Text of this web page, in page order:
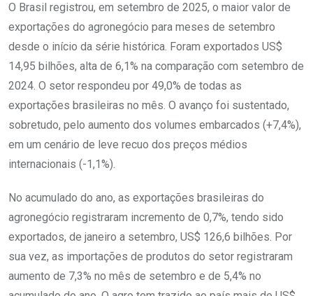
O Brasil registrou, em setembro de 2025, o maior valor de
exportações do agronegócio para meses de setembro
desde o início da série histórica. Foram exportados US$
14,95 bilhões, alta de 6,1% na comparação com setembro de
2024. O setor respondeu por 49,0% de todas as
exportações brasileiras no mês. O avanço foi sustentado,
sobretudo, pelo aumento dos volumes embarcados (+7,4%),
em um cenário de leve recuo dos preços médios
internacionais (-1,1%).
No acumulado do ano, as exportações brasileiras do
agronegócio registraram incremento de 0,7%, tendo sido
exportados, de janeiro a setembro, US$ 126,6 bilhões. Por
sua vez, as importações de produtos do setor registraram
aumento de 7,3% no mês de setembro e de 5,4% no